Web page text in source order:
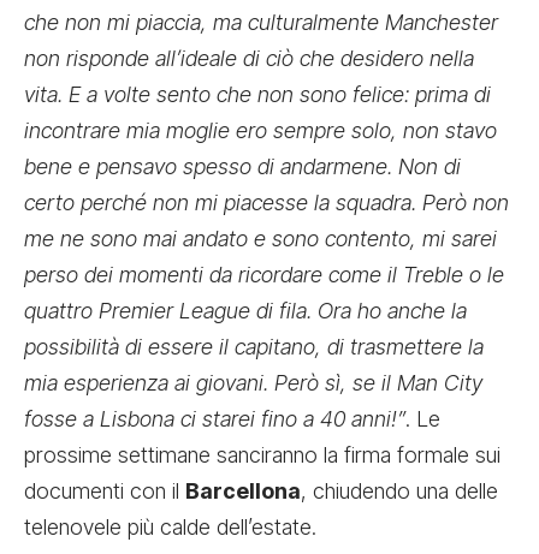
che non mi piaccia, ma culturalmente Manchester
non risponde all’ideale di ciò che desidero nella
vita. E a volte sento che non sono felice: prima di
incontrare mia moglie ero sempre solo, non stavo
bene e pensavo spesso di andarmene. Non di
certo perché non mi piacesse la squadra. Però non
me ne sono mai andato e sono contento, mi sarei
perso dei momenti da ricordare come il Treble o le
quattro Premier League di fila. Ora ho anche la
possibilità di essere il capitano, di trasmettere la
mia esperienza ai giovani. Però sì, se il Man City
fosse a Lisbona ci starei fino a 40 anni!”. Le
prossime settimane sanciranno la firma formale sui
documenti con il Barcellona, chiudendo una delle
telenovele più calde dell’estate.